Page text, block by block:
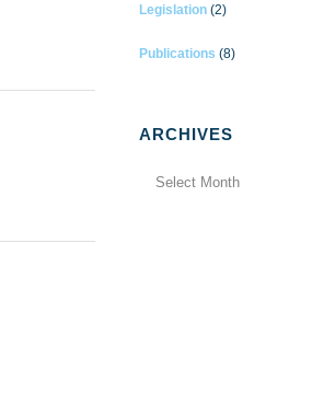
Legislation (2)
Publications (8)
ARCHIVES
Archives